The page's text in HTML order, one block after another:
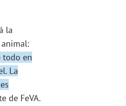
la
todo en
La
de FeVA.